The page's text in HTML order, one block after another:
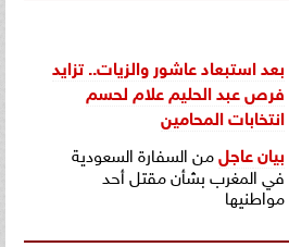
بعد استبعاد عاشور والزيات.. تزايد
فرص عبد الحليم علام لحسم
انتخابات المحامين
بيانعاجلمن السفارة السعودية
في المغرب بشأن مقتل أحد
مواطنيها